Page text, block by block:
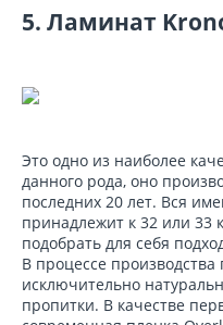
5. Ламинат
Это одно из наиболее
данного рода, оно
последних 20 лет. Вся
принадлежит к 32 или 33
подобрать для себя
В процессе производства
исключительно
пропитки. В качестве